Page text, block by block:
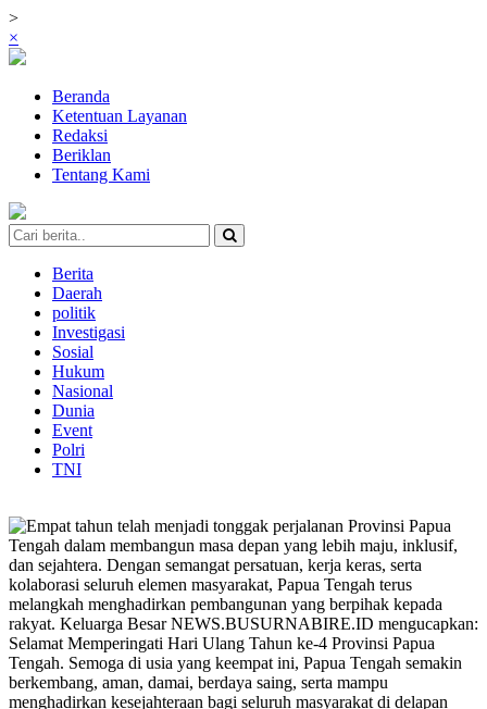
>
×
Beranda
Ketentuan Layanan
Redaksi
Beriklan
Tentang Kami
Berita
Daerah
politik
Investigasi
Sosial
Hukum
Nasional
Dunia
Event
Polri
TNI